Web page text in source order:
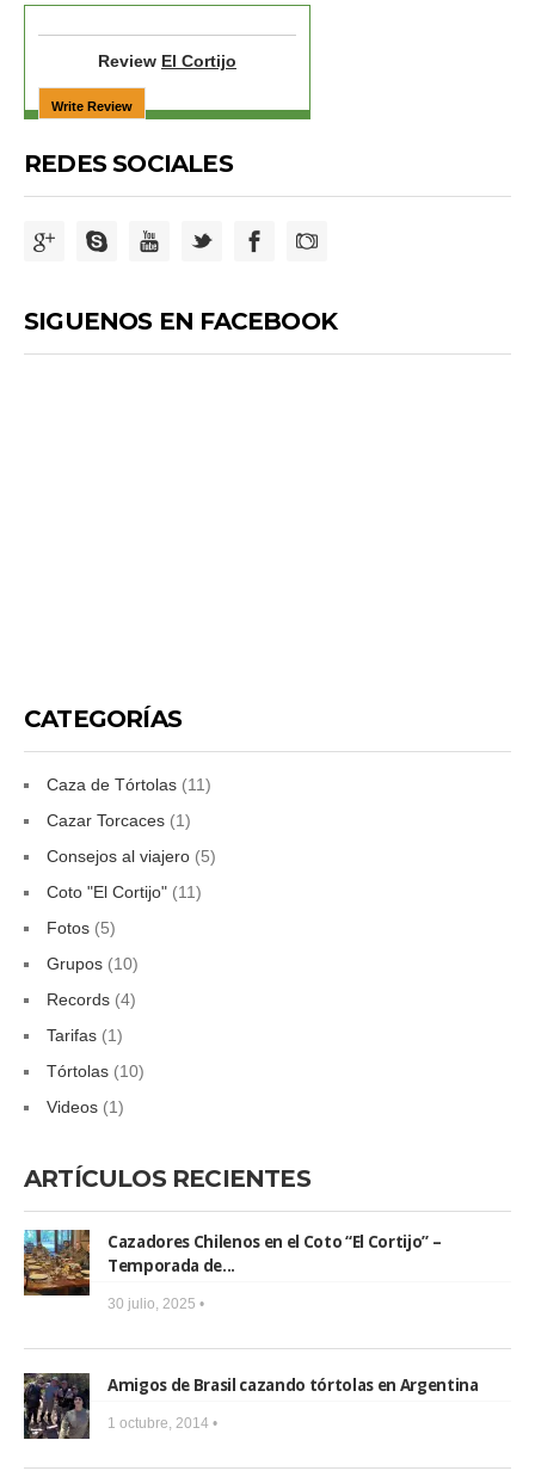
Review El Cortijo
REDES SOCIALES
SIGUENOS EN FACEBOOK
CATEGORÍAS
Caza de Tórtolas (11)
Cazar Torcaces (1)
Consejos al viajero (5)
Coto "El Cortijo" (11)
Fotos (5)
Grupos (10)
Records (4)
Tarifas (1)
Tórtolas (10)
Videos (1)
ARTÍCULOS RECIENTES
Cazadores Chilenos en el Coto “El Cortijo” –
Temporada de...
30 julio, 2025 •
Amigos de Brasil cazando tórtolas en Argentina
1 octubre, 2014 •